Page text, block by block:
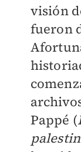
visión
fueron
Pappé (